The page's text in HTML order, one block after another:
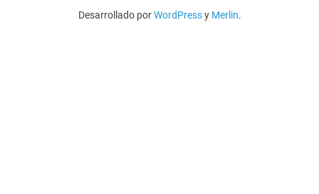
Desarrollado porWordPressy Merlin.